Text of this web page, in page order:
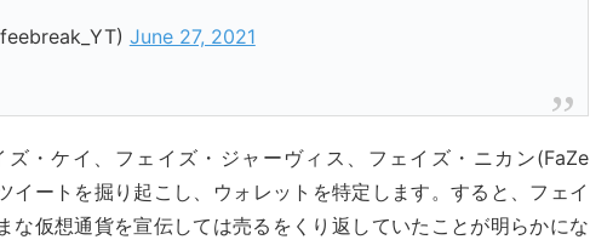
June 27, 2021
ズ・ケイ、フェイズ・ジャーヴィス、フェイズ・ニカン(FaZe
イートを掘り起こし、ウォレットを特定します。すると、フェイ
な仮想通貨を宣伝しては売るをくり返していたことが明らかにな